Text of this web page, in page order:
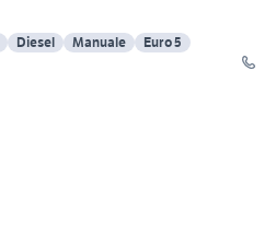
Diesel Manuale
Euro 5